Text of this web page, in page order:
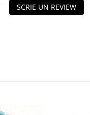
SCRIE UN REVIEW